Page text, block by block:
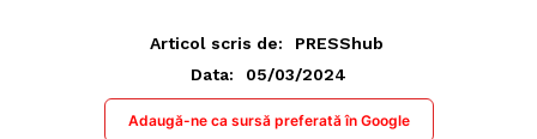
Articol scris de:
PRESShub
Data:
05/03/2024
Adaugă-ne ca sursă preferată în Google